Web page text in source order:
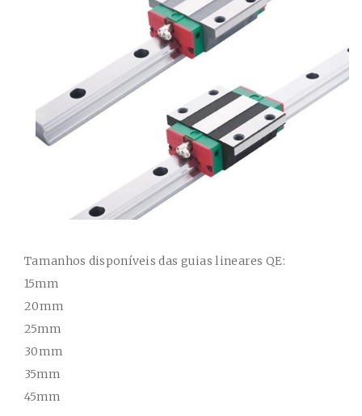
Tamanhos disponíveis das guias lineares QE:
15mm
20mm
25mm
30mm
35mm
45mm